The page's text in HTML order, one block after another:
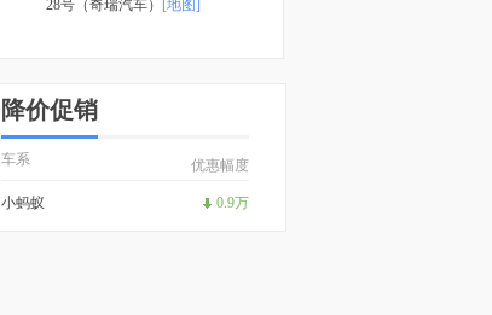
28号（奇瑞汽车）
[地图]
降价促销
车系 优惠幅度
小蚂蚁 0.9万